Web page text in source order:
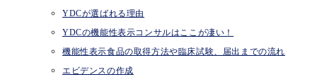
YDCが選ばれる理由
YDCの機能性表示コンサルはここが凄い！
機能性表示食品の取得方法や臨床試験、届出までの流れ
エビデンスの作成